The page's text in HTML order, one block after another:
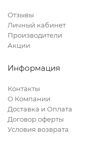
Отзывы
Личный кабинет
Производители
Акции
Информация
Контакты
О Компании
Доставка и Оплата
Договор оферты
Условия возврата